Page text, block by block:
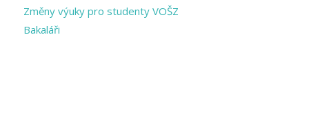
Změny výuky pro studenty VOŠZ
Bakaláři